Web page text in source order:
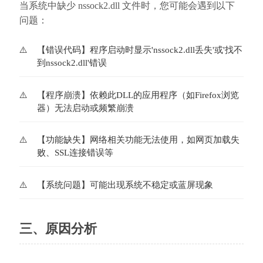
当系统中缺少 nssock2.dll 文件时，您可能会遇到以下
问题：
【错误代码】程序启动时显示'nssock2.dll丢失'或'找不
到nssock2.dll'错误
【程序崩溃】依赖此DLL的应用程序（如Firefox浏览
器）无法启动或频繁崩溃
【功能缺失】网络相关功能无法使用，如网页加载失
败、SSL连接错误等
【系统问题】可能出现系统不稳定或蓝屏现象
三、原因分析